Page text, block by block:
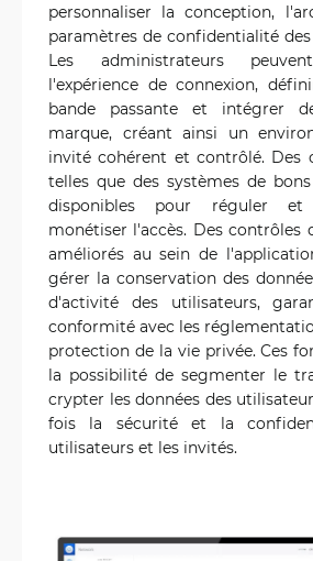
personnaliser la conception,
paramètres de confidentialité
Les administrateurs
l'expérience de connexion,
bande passante et intégrer
marque, créant ainsi un
invité cohérent et contrôlé. Des
telles que des systèmes de
disponibles pour réguler et
monétiser l'accès. Des contrôles
améliorés au sein de
gérer la conservation des
d'activité des utilisateurs,
conformité avec les
protection de la vie privée. Ces
la possibilité de segmenter le
crypter les données des
fois la sécurité et la
utilisateurs et les invités.